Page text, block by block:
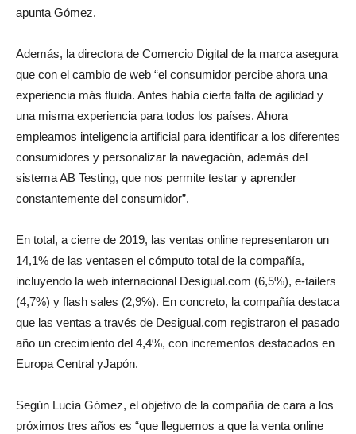
apunta Gómez.
Además, la directora de Comercio Digital de la marca asegura
que con el cambio de web “el consumidor percibe ahora una
experiencia más fluida. Antes había cierta falta de agilidad y
una misma experiencia para todos los países. Ahora
empleamos inteligencia artificial para identificar a los diferentes
consumidores y personalizar la navegación, además del
sistema AB Testing, que nos permite testar y aprender
constantemente del consumidor”.
En total, a cierre de 2019, las ventas online representaron un
14,1% de las ventasen el cómputo total de la compañía,
incluyendo la web internacional Desigual.com (6,5%), e-tailers
(4,7%) y flash sales (2,9%). En concreto, la compañía destaca
que las ventas a través de Desigual.com registraron el pasado
año un crecimiento del 4,4%, con incrementos destacados en
Europa Central yJapón.
Según Lucía Gómez, el objetivo de la compañía de cara a los
próximos tres años es “que lleguemos a que la venta online